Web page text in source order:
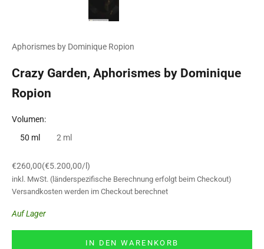
Aphorismes by Dominique Ropion
Crazy Garden, Aphorismes by Dominique
Ropion
Volumen:
50 ml
2 ml
Angebot
€260,00(€5.200,00/l)
inkl. MwSt. (länderspezifische Berechnung erfolgt beim Checkout)
Versandkosten werden im Checkout berechnet
Auf Lager
IN DEN WARENKORB